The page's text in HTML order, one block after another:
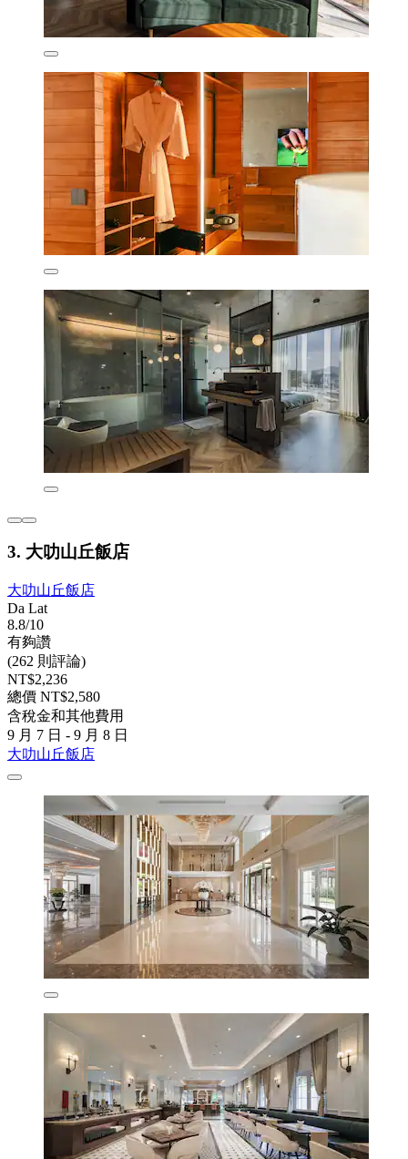
3. 大叻山丘飯店
大叻山丘飯店
Da Lat
8.8/10
有夠讚
(262 則評論)
NT$2,236
總價 NT$2,580
含稅金和其他費用
9 月 7 日 - 9 月 8 日
大叻山丘飯店